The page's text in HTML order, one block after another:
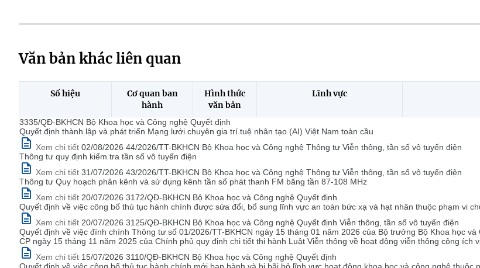
Văn bản khác liên quan
Số hiệu
Cơ quan ban
hành
Hình thức
văn bản
Lĩnh vực
3335/QĐ-BKHCN Bộ Khoa học và Công nghệ Quyết định
Quyết định thành lập và phát triển Mạng lưới chuyên gia trí tuệ nhân tạo (AI) Việt Nam toàn cầu
Xem chi tiết 02/08/2026 44/2026/TT-BKHCN Bộ Khoa học và Công nghệ Thông tư Viễn thông, tần số vô tuyến điện
Thông tư quy định kiểm tra tần số vô tuyến điện
Xem chi tiết 31/07/2026 43/2026/TT-BKHCN Bộ Khoa học và Công nghệ Thông tư Viễn thông, tần số vô tuyến điện
Thông tư Quy hoạch phân kênh và sử dụng kênh tần số phát thanh FM băng tần 87-108 MHz
Xem chi tiết 20/07/2026 3172/QĐ-BKHCN Bộ Khoa học và Công nghệ Quyết định
Quyết định về việc công bố thủ tục hành chính được sửa đổi, bổ sung lĩnh vực an toàn bức xạ và hạt nhân thuộc phạm vi
Xem chi tiết 20/07/2026 3125/QĐ-BKHCN Bộ Khoa học và Công nghệ Quyết định Viễn thông, tần số vô tuyến điện
Quyết định về việc đính chính Thông tư số 01/2026/TT-BKHCN ngày 15 tháng 01 năm 2026 của Bộ trưởng Bộ Khoa học
CP ngày 15 tháng 11 năm 2025 của Chính phủ quy định chi tiết thi hành Luật Viễn thông về hoạt động viễn thông công
Xem chi tiết 15/07/2026 3110/QĐ-BKHCN Bộ Khoa học và Công nghệ Quyết định